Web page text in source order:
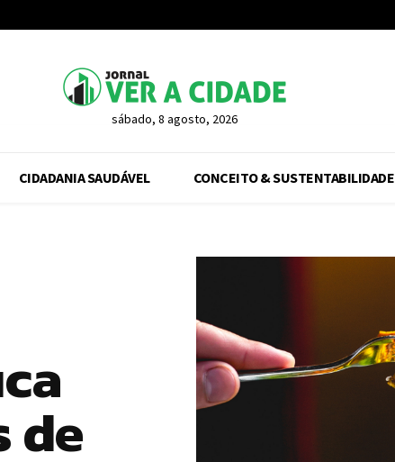
sábado, 8 agosto, 2026
CIDADANIA SAUDÁVEL CONCEITO & SUSTENTABILIDADE
de